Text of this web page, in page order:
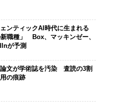
ンティックAI時代に生まれる
新職種」 Box、マッキンゼー、
が予測
文が学術誌を汚染 査読の3割
の痕跡